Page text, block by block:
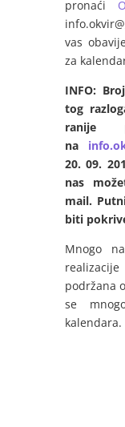
pronaći
vas
za
INFO:
tog
ranije
na
20. 09.
nas
mail.
biti
Mnogo
podržana
se
kalendara.